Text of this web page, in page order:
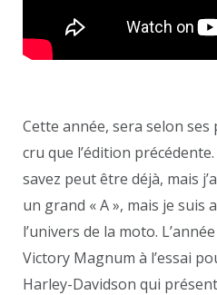
Cette année, sera selon
cru que l’édition
savez peut être déjà, mais
un grand « A », mais je suis
l’univers de la moto.
Victory Magnum à l’essai
Harley-Davidson qui